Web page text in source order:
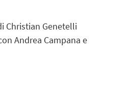
Christian Genetelli
Andrea Campana e